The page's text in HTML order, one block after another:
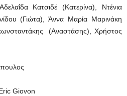
Κατσιδέ (Κατερίνα), Ντένια
(Γιώτα), Άννα Μαρία Μαρινάκη
(Αναστάσης), Χρήστος
Giovon